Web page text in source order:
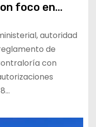
foco en
autoridad
de
con